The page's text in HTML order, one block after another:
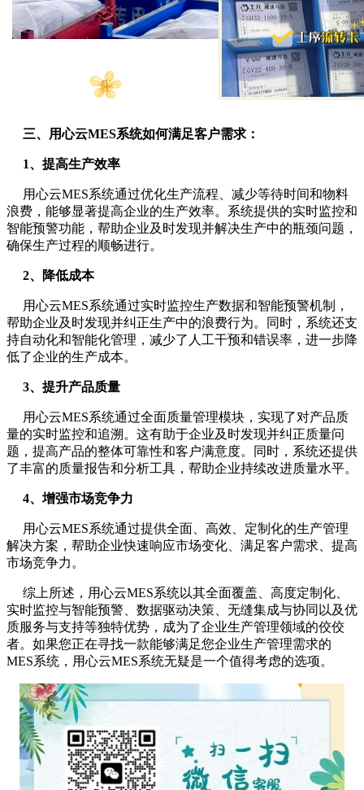
三、用心云MES系统如何满足客户需求：
1、提高生产效率
用心云MES系统通过优化生产流程、减少等待时间和物料
浪费，能够显著提高企业的生产效率。系统提供的实时监控和
智能预警功能，帮助企业及时发现并解决生产中的瓶颈问题，
确保生产过程的顺畅进行。
2、降低成本
用心云MES系统通过实时监控生产数据和智能预警机制，
帮助企业及时发现并纠正生产中的浪费行为。同时，系统还支
持自动化和智能化管理，减少了人工干预和错误率，进一步降
低了企业的生产成本。
3、提升产品质量
用心云MES系统通过全面质量管理模块，实现了对产品质
量的实时监控和追溯。这有助于企业及时发现并纠正质量问
题，提高产品的整体可靠性和客户满意度。同时，系统还提供
了丰富的质量报告和分析工具，帮助企业持续改进质量水平。
4、增强市场竞争力
用心云MES系统通过提供全面、高效、定制化的生产管理
解决方案，帮助企业快速响应市场变化、满足客户需求、提高
市场竞争力。
综上所述，用心云MES系统以其全面覆盖、高度定制化、
实时监控与智能预警、数据驱动决策、无缝集成与协同以及优
质服务与支持等独特优势，成为了企业生产管理领域的佼佼
者。如果您正在寻找一款能够满足您企业生产管理需求的
MES系统，用心云MES系统无疑是一个值得考虑的选项。